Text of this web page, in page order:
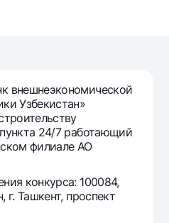
Milliy
внешнеэкономической
Узбекистан»
24/7 работающий
филиале АО
конкурса: 100084,
г. Ташкент, проспект